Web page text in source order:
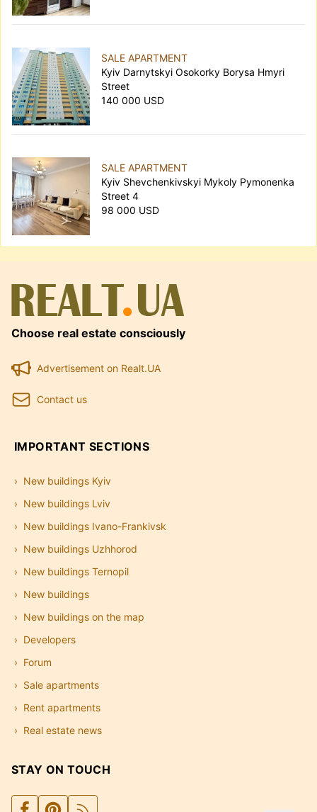
SALE APARTMENT
Kyiv Darnytskyi Osokorky Borysa Hmyri
Street
140 000 USD
SALE APARTMENT
Kyiv Shevchenkivskyi Mykoly Pymonenka
Street 4
98 000 USD
Choose real estate consciously
Advertisement on Realt.UA
Contact us
IMPORTANT SECTIONS
New buildings Kyiv
New buildings Lviv
New buildings Ivano-Frankivsk
New buildings Uzhhorod
New buildings Ternopil
New buildings
New buildings on the map
Developers
Forum
Sale apartments
Rent apartments
Real estate news
STAY ON TOUCH